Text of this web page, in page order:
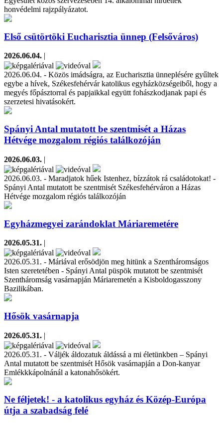
honvédelmi rajzpályázatot.
Első csütörtöki Eucharisztia ünnep (Felsőváros)
2026.06.04. |
2026.06.04. - Közös imádságra, az Eucharisztia ünneplésére gyűltek
egybe a hívek, Székesfehérvár katolikus egyházközségeiből, hogy a
megyés főpásztorral és papjaikkal együtt fohászkodjanak papi és
szerzetesi hivatásokért.
Spányi Antal mutatott be szentmisét a Házas
Hétvége mozgalom régiós találkozóján
2026.06.03. |
2026.06.03. - Maradjatok hűek Istenhez, bízzátok rá családotokat! -
Spányi Antal mutatott be szentmisét Székesfehérváron a Házas
Hétvége mozgalom régiós találkozóján
Egyházmegyei zarándoklat Máriaremetére
2026.05.31. |
2026.05.31. - Máriával erősödjön meg hitünk a Szentháromságos
Isten szeretetében - Spányi Antal püspök mutatott be szentmisét
Szentháromság vasárnapján Máriaremetén a Kisboldogasszony
Bazilikában.
Hősök vasárnapja
2026.05.31. |
2026.05.31. - Váljék áldozatuk áldássá a mi életünkben – Spányi
Antal mutatott be szentmisét Hősök vasárnapján a Don-kanyar
Emlékkkápolnánál a katonahősökért.
Ne féljetek! - a katolikus egyház és Közép-Európa
útja a szabadság felé